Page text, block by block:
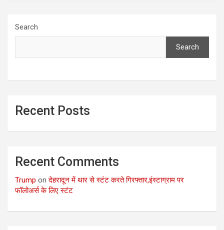
Search
Search
Recent Posts
Recent Comments
Trump onदेहरादून में थार से स्टंट करते गिरफ्तार,इंस्टाग्राम पर
फॉलोअर्स के लिए स्टंट